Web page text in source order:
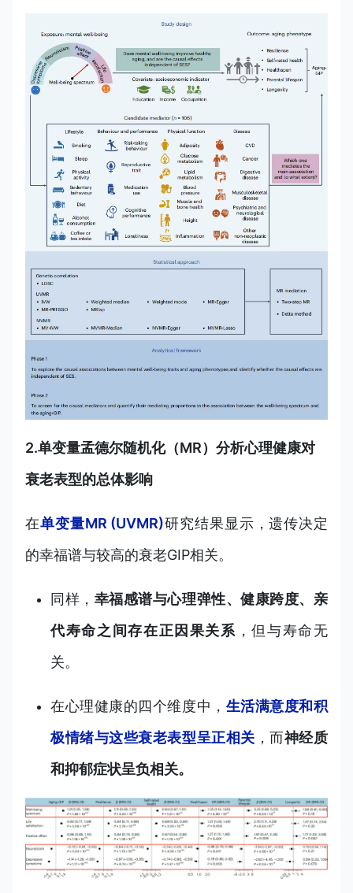
2.单变量孟德尔随机化（MR）分析心理健康对
衰老表型的总体影响
在单变量MR (UVMR)研究结果显示，遗传决定
的幸福谱与较高的衰老GIP相关。
同样， 幸福感谱与心理弹性、健康跨度、亲
代寿命之间存在正因果关系 ，但与寿命无
关。
在心理健康的四个维度中， 生活满意度和积
极情绪与这些衰老表型呈正相关 ，而神经质
和抑郁症状呈负相关。